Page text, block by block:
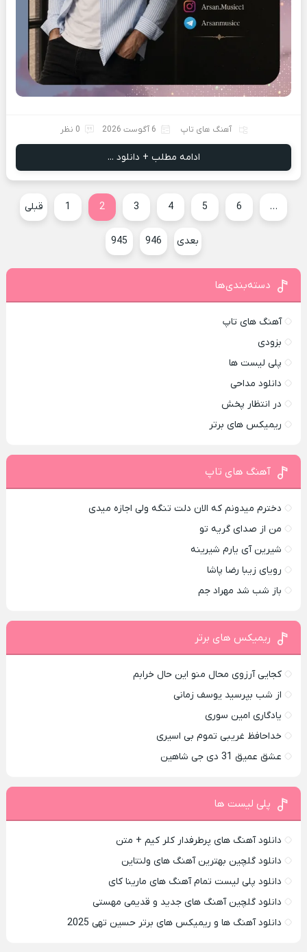
آهنگ های تاپ 6 آگوست 2026 0 نظر
ادامه مطلب + دانلود ...
قبلی 1 2 3 4 5 6 …
945 946 بعدی
دسته‌بندی‌ها
آهنگ های تاپ
بزودی
پلی لیست ها
دانلود مداحی
در انتظار پخش
ریمیکس های برتر
آهنگ های تاپ
دخترم میدونم که الان دلت تنگه ولی اجازه میدی
من از صدای گريه تو
شیرین آی یارم شیرینه
رویای زیبا رضا پاشا
باز شب شد مهراد جم
ریمیکس های برتر
کجایی آرزوی محال منو این حال خرابم
از شب بپرسید یوسف زمانی
یادگاری امین سوری
خداحافظ غریبی تموم بی اسیری
عشق عمیق 31 دی جی شاهین
پلی لیست ها
دانلود آهنگ های پرطرفدار کلر کیم + متن
دانلود گلچین بهترین آهنگ های ولنتاین
دانلود پلی لیست تمام آهنگ های مارینا کای
دانلود گلچین آهنگ های جدید و قدیمی مهستی
دانلود آهنگ ها و ریمیکس های برتر حسین تهی 2025